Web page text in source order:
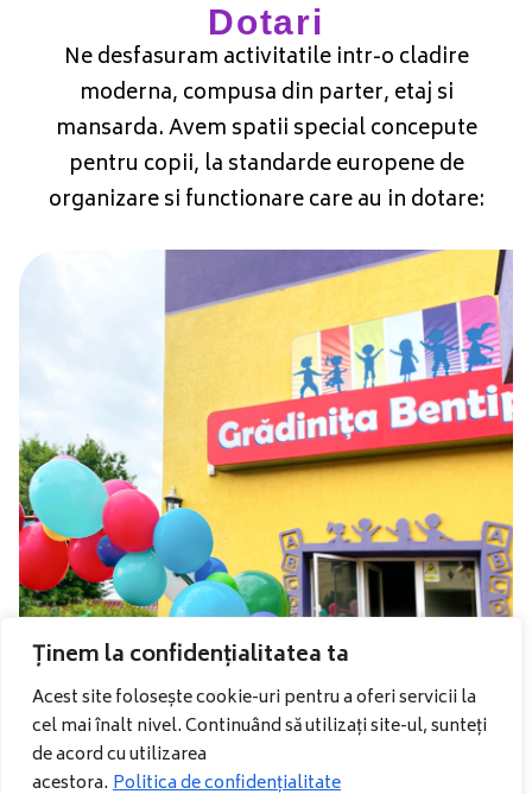
Ținem la confidențialitatea ta
Acest site folosește cookie-uri pentru a oferi servicii la
cel mai înalt nivel. Continuând să utilizați site-ul, sunteți
de acord cu utilizarea
acestora. Politica de confidențialitate
Dotari
Ne desfasuram activitatile intr-o cladire
moderna, compusa din parter, etaj si
mansarda. Avem spatii special concepute
pentru copii, la standarde europene de
organizare si functionare care au in dotare:
4 sali de grupa;